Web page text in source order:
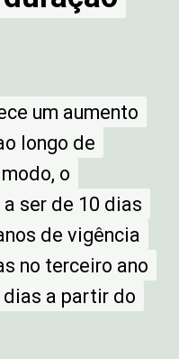
um aumento
longo de
o
ser de 10 dias
de vigência
no terceiro ano
dias a partir do
um aumento
longo de
o
ser de 10 dias
de vigência
no terceiro ano
dias a partir do